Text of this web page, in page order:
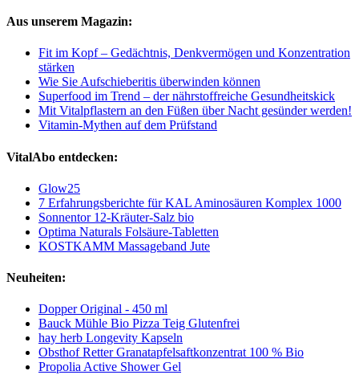
Aus unserem Magazin:
Fit im Kopf – Gedächtnis, Denkvermögen und Konzentration
stärken
Wie Sie Aufschieberitis überwinden können
Superfood im Trend – der nährstoffreiche Gesundheitskick
Mit Vitalpflastern an den Füßen über Nacht gesünder werden!
Vitamin-Mythen auf dem Prüfstand
VitalAbo entdecken:
Glow25
7 Erfahrungsberichte für KAL Aminosäuren Komplex 1000
Sonnentor 12-Kräuter-Salz bio
Optima Naturals Folsäure-Tabletten
KOSTKAMM Massageband Jute
Neuheiten:
Dopper Original - 450 ml
Bauck Mühle Bio Pizza Teig Glutenfrei
hay herb Longevity Kapseln
Obsthof Retter Granatapfelsaftkonzentrat 100 % Bio
Propolia Active Shower Gel